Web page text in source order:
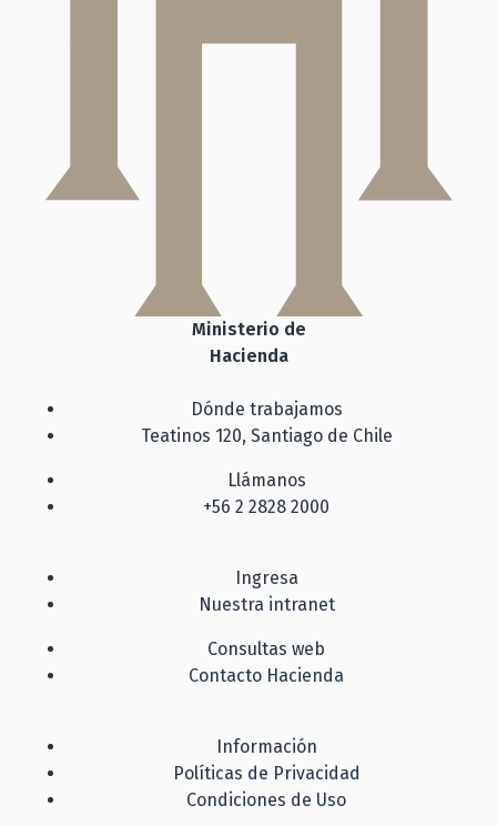
Ministerio de
Hacienda
Dónde trabajamos
Teatinos 120, Santiago de Chile
Llámanos
+56 2 2828 2000
Ingresa
Nuestra intranet
Consultas web
Contacto Hacienda
Información
Políticas de Privacidad
Condiciones de Uso